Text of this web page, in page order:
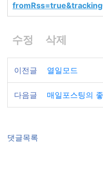
수정 삭제
이전글 열일모드
다음글 매일포스팅의
댓글목록